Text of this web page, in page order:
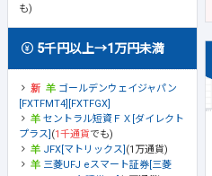
も)
5千円以上→1万円未満
ゴールデンウェイジャパン
[FXTFMT4][FXTFGX]
セントラル短資ＦＸ[ダイレクト
プラス] (1千通貨でも)
JFX[マトリックス] (1万通貨)
三菱UFJ eスマート証券[三菱